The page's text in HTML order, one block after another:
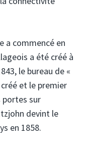
a commencé en
a été créé à
le bureau de «
et le premier
portes sur
devint le
en 1858.